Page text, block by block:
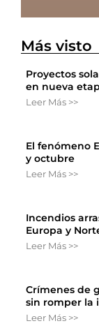
Más visto
Proyectos
en nueva
Leer Más >>
El fenómeno
y octubre
Leer Más >>
Incendios
Europa y
Leer Más >>
Crímenes de
sin romper la
Leer Más >>